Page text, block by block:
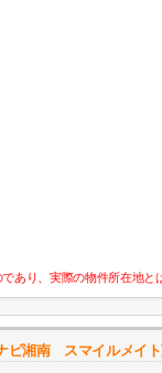
あり、実際の物件所在地と
ビ湘南 スマイルメイ